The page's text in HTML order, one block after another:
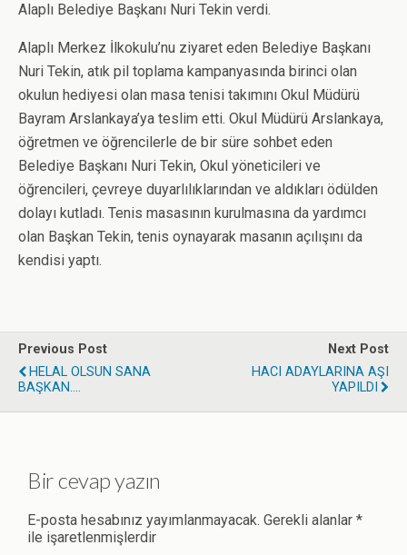
Alaplı Belediye Başkanı Nuri Tekin verdi.
Alaplı Merkez İlkokulu’nu ziyaret eden Belediye Başkanı
Nuri Tekin, atık pil toplama kampanyasında birinci olan
okulun hediyesi olan masa tenisi takımını Okul Müdürü
Bayram Arslankaya’ya teslim etti. Okul Müdürü Arslankaya,
öğretmen ve öğrencilerle de bir süre sohbet eden
Belediye Başkanı Nuri Tekin, Okul yöneticileri ve
öğrencileri, çevreye duyarlılıklarından ve aldıkları ödülden
dolayı kutladı. Tenis masasının kurulmasına da yardımcı
olan Başkan Tekin, tenis oynayarak masanın açılışını da
kendisi yaptı.
Previous Post
HELAL OLSUN SANA
BAŞKAN....
Next Post
HACI ADAYLARINA AŞI
YAPILDI
Bir cevap yazın
E-posta hesabınız yayımlanmayacak. Gerekli alanlar *
ile işaretlenmişlerdir